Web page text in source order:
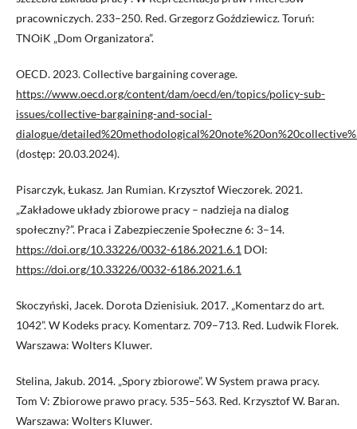
pracowniczych. 233–250. Red. Grzegorz Goździewicz. Toruń:
TNOiK „Dom Organizatora”.
OECD. 2023. Collective bargaining coverage.
https://www.oecd.org/content/dam/oecd/en/topics/policy-sub-
issues/collective-bargaining-and-social-
dialogue/
(dostęp: 20.03.2024).
Pisarczyk, Łukasz. Jan Rumian. Krzysztof Wieczorek. 2021.
„Zakładowe układy zbiorowe pracy – nadzieja na dialog
społeczny?”. Praca i Zabezpieczenie Społeczne 6: 3–14.
https://doi.org/10.33226/0032-6186.2021.6.1 DOI:
https://doi.org/10.33226/0032-6186.2021.6.1
Skoczyński, Jacek. Dorota Dzienisiuk. 2017. „Komentarz do art.
1042”. W Kodeks pracy. Komentarz. 709–713. Red. Ludwik Florek.
Warszawa: Wolters Kluwer.
Stelina, Jakub. 2014. „Spory zbiorowe”. W System prawa pracy.
Tom V: Zbiorowe prawo pracy. 535–563. Red. Krzysztof W. Baran.
Warszawa: Wolters Kluwer.